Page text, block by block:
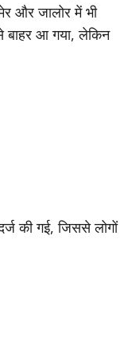
और जालोर में भी
बाहर आ गया, लेकिन
की गई, जिससे लोगों